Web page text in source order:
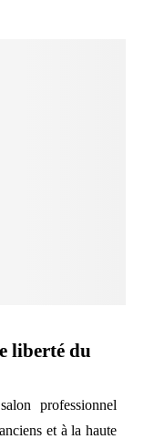
liberté du
professionnel
et à la haute